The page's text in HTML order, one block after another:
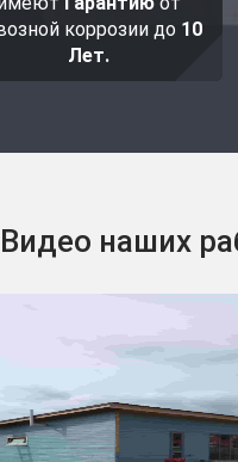
коррозии до 10
Лет.
наших